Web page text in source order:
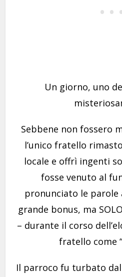
Un giorno, uno
Sebbene non fossero
l’unico fratello
locale e offrì ingenti
fosse venuto al
pronunciato le parole
grande bonus, ma
– durante il corso
fratello come
Il parroco fu turbato